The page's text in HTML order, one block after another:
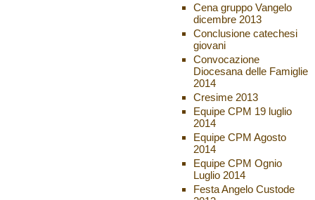
Cena gruppo Vangelo
dicembre 2013
Conclusione catechesi
giovani
Convocazione
Diocesana delle Famiglie
2014
Cresime 2013
Equipe CPM 19 luglio
2014
Equipe CPM Agosto
2014
Equipe CPM Ognio
Luglio 2014
Festa Angelo Custode